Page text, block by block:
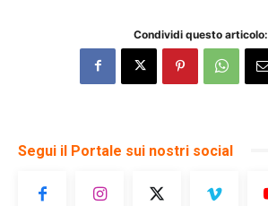
Condividi questo articolo:
Segui il Portale sui nostri social